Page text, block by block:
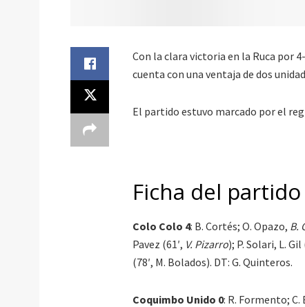
Con la clara victoria en la Ruca por
cuenta con una ventaja de dos
El partido estuvo marcado por el
Ficha del partido
Colo Colo 4: B. Cortés; O. Opazo, B.
Pavez (61′, V. Pizarro); P. Solari, L.
(78′, M. Bolados). DT: G. Quinteros.
Coquimbo Unido 0: R. Formento; C.